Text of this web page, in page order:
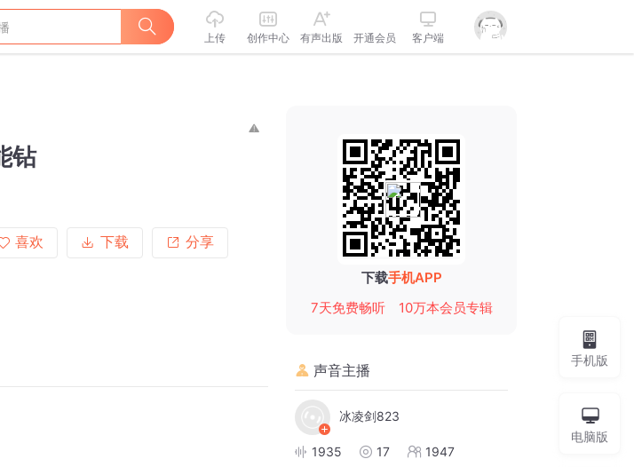
上传 创作中心 有声出版 开通会员 客户端
钻
喜欢
下载 分享
下载手机APP
7天免费畅听
10万本会员专辑
声音主播
冰凌剑823
1935 17 1947
手机版
电脑版